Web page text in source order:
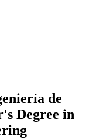
de
Degree in